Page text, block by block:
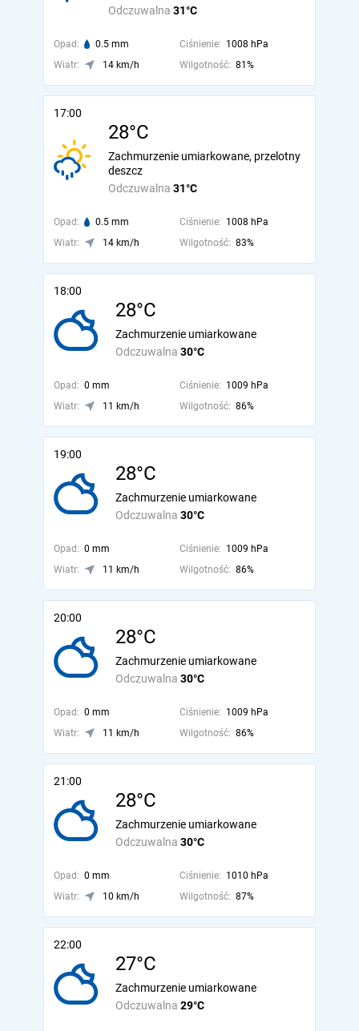
Odczuwalna 31°C
Opad: 0.5 mm Ciśnienie: 1008 hPa
Wiatr:
14 km/h Wilgotność: 81%
17:00
28°C
Odczuwalna 31°C
Zachmurzenie umiarkowane, przelotny
deszcz
Opad: 0.5 mm Ciśnienie: 1008 hPa
Wiatr:
14 km/h Wilgotność: 83%
18:00
28°C
Odczuwalna 30°C
Zachmurzenie umiarkowane
Opad: 0 mm Ciśnienie: 1009 hPa
Wiatr:
11 km/h Wilgotność: 86%
19:00
28°C
Odczuwalna 30°C
Zachmurzenie umiarkowane
Opad: 0 mm Ciśnienie: 1009 hPa
Wiatr:
11 km/h Wilgotność: 86%
20:00
28°C
Odczuwalna 30°C
Zachmurzenie umiarkowane
Opad: 0 mm Ciśnienie: 1009 hPa
Wiatr:
11 km/h Wilgotność: 86%
21:00
28°C
Odczuwalna 30°C
Zachmurzenie umiarkowane
Opad: 0 mm Ciśnienie: 1010 hPa
Wiatr:
10 km/h Wilgotność: 87%
22:00
27°C
Odczuwalna 29°C
Zachmurzenie umiarkowane